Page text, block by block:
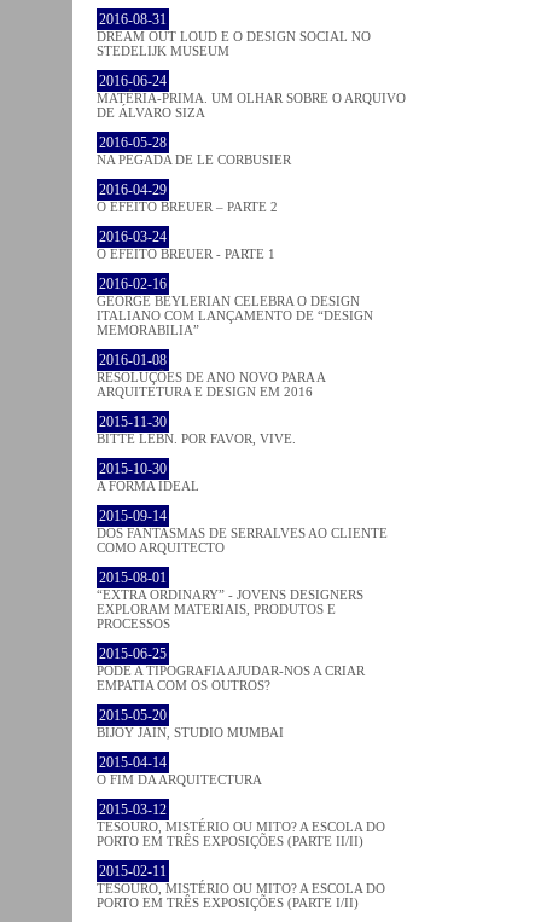
2016-08-31
DREAM OUT LOUD E O DESIGN SOCIAL NO
STEDELIJK MUSEUM
2016-06-24
MATÉRIA-PRIMA. UM OLHAR SOBRE O ARQUIVO
DE ÁLVARO SIZA
2016-05-28
NA PEGADA DE LE CORBUSIER
2016-04-29
O EFEITO BREUER – PARTE 2
2016-03-24
O EFEITO BREUER - PARTE 1
2016-02-16
GEORGE BEYLERIAN CELEBRA O DESIGN
ITALIANO COM LANÇAMENTO DE “DESIGN
MEMORABILIA”
2016-01-08
RESOLUÇÕES DE ANO NOVO PARA A
ARQUITETURA E DESIGN EM 2016
2015-11-30
BITTE LEBN. POR FAVOR, VIVE.
2015-10-30
A FORMA IDEAL
2015-09-14
DOS FANTASMAS DE SERRALVES AO CLIENTE
COMO ARQUITECTO
2015-08-01
“EXTRA ORDINARY” - JOVENS DESIGNERS
EXPLORAM MATERIAIS, PRODUTOS E
PROCESSOS
2015-06-25
PODE A TIPOGRAFIA AJUDAR-NOS A CRIAR
EMPATIA COM OS OUTROS?
2015-05-20
BIJOY JAIN, STUDIO MUMBAI
2015-04-14
O FIM DA ARQUITECTURA
2015-03-12
TESOURO, MISTÉRIO OU MITO? A ESCOLA DO
PORTO EM TRÊS EXPOSIÇÕES (PARTE II/II)
2015-02-11
TESOURO, MISTÉRIO OU MITO? A ESCOLA DO
PORTO EM TRÊS EXPOSIÇÕES (PARTE I/II)